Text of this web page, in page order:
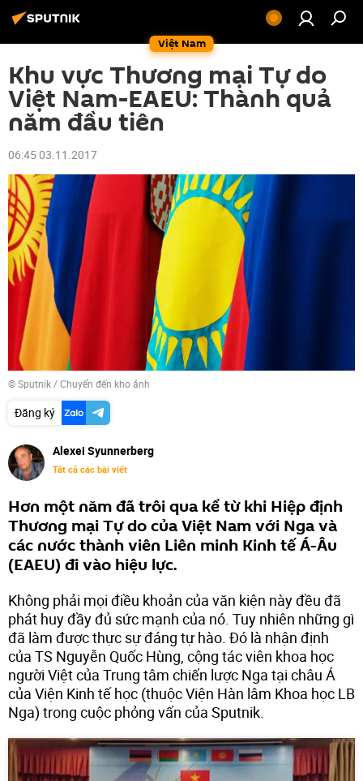
Việt Nam
Khu vực Thương mại Tự do
Việt Nam-EAEU: Thành quả
năm đầu tiên
06:45 03.11.2017
© Sputnik/Chuyển đến kho ảnh
Đăng ký
Alexei Syunnerberg
Tất cả các bài viết
Hơn một năm đã trôi qua kể từ khi Hiệp định
Thương mại Tự do của Việt Nam với Nga và
các nước thành viên Liên minh Kinh tế Á-Âu
(EAEU) đi vào hiệu lực.
Không phải mọi điều khoản của văn kiện này đều đã
phát huy đầy đủ sức mạnh của nó. Tuy nhiên những gì
đã làm được thực sự đáng tự hào. Đó là nhận định
của TS Nguyễn Quốc Hùng, cộng tác viên khoa học
người Việt của Trung tâm chiến lược Nga tại châu Á
của Viện Kinh tế học (thuộc Viện Hàn lâm Khoa học LB
Nga) trong cuộc phỏng vấn của Sputnik.